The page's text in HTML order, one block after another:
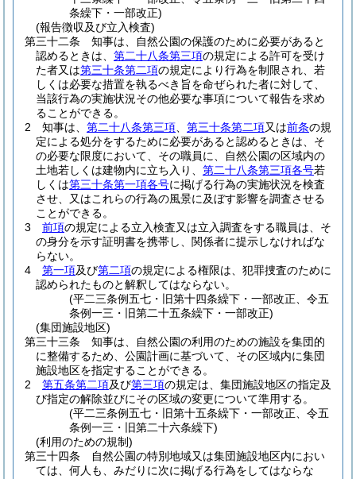
条繰下・一部改正)
(報告徴収及び立入検査)
第三十二条
知事は、自然公園の保護のために必要があると
認めるときは、 第二十八条第三項の規定による許可を受け
た者又は第三十条第二項の規定により行為を制限され、若
しくは必要な措置を執るべき旨を命ぜられた者に対して、
当該行為の実施状況その他必要な事項について報告を求め
ることができる。
2
知事は、 第二十八条第三項 第三十条第二項又は前条の規
定による処分をするために必要があると認めるときは、そ
の必要な限度において、その職員に、自然公園の区域内の
土地若しくは建物内に立ち入り、 第二十八条第三項各号若
しくは第三十条第一項各号に掲げる行為の実施状況を検査
させ、又はこれらの行為の風景に及ぼす影響を調査させる
ことができる。
3
前項の規定による立入検査又は立入調査をする職員は、そ
の身分を示す証明書を携帯し、関係者に提示しなければな
らない。
4
第一項及び第二項の規定による権限は、犯罪捜査のために
認められたものと解釈してはならない。
(平二三条例五七・旧第十四条繰下・一部改正、令五
条例一三・旧第二十五条繰下・一部改正)
(集団施設地区)
第三十三条
知事は、自然公園の利用のための施設を集団的
に整備するため、公園計画に基づいて、その区域内に集団
施設地区を指定することができる。
2
第五条第二項及び第三項の規定は、集団施設地区の指定及
び指定の解除並びにその区域の変更について準用する。
(平二三条例五七・旧第十五条繰下・一部改正、令五
条例一三・旧第二十六条繰下)
(利用のための規制)
第三十四条
自然公園の特別地域又は集団施設地区内におい
ては、何人も、みだりに次に掲げる行為をしてはならな